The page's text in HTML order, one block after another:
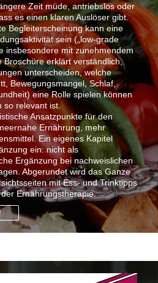
Zeit müde, antriebslos oder
es einen klaren Auslöser gibt.
Begleiterscheinung kann eine
sein („low-grade
insbesondere mit zunehmendem
Broschüre erklärt verständlich,
unterscheiden, welche
Bewegungsmangel, Schlaf,
eine Rolle spielen können
so relevant ist.
Ansatzpunkte für den
Ernährung, mehr
Ein eigenes Kapitel
ein: nicht als
Ergänzung bei nachweislichen
Abgerundet wird das Ganze
mit Ess- und Trinktipps
Ernährungstherapie.